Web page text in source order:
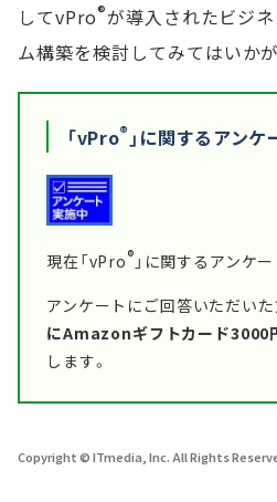
してvPro®が導入されたビジ
ム構築を検討してみてはいかが
「vPro® 」に関するアンケ
現在「vPro® 」に関するアンケ
アンケートにご回答いただいた
にAmazonギフトカード3000
します。
Copyright © ITmedia, Inc. All Rights